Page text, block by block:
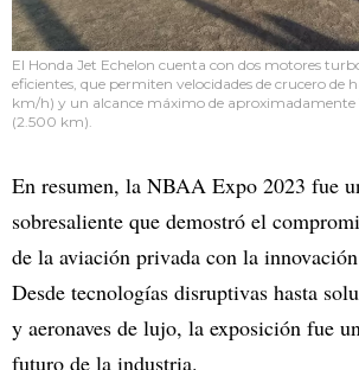
El Honda Jet Echelon cuenta con dos motores
eficientes, que permiten velocidades de crucero de
km/h) y un alcance máximo de
(2.500 km).
En resumen, la NBAA Expo 2023 fue
sobresaliente que demostró el
de la aviación privada con la
Desde tecnologías disruptivas hasta
y aeronaves de lujo, la exposición fue
futuro de la industria.